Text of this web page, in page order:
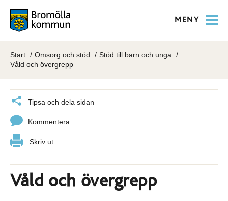
MENY
Start Omsorg och stöd
Stöd till barn och unga
Våld och övergrepp
Tipsa och dela sidan
Kommentera
Skriv ut
Våld och övergrepp